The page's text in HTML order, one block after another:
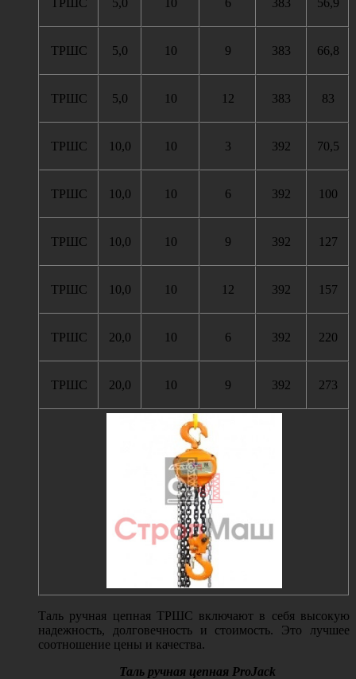
ТРШС 5,0 10 9 383 66,8
ТРШС 5,0 10 12 383 83
ТРШС 10,0 10 3 392 70,5
ТРШС 10,0 10 6 392 100
ТРШС 10,0 10 9 392 127
ТРШС 10,0 10 12 392 157
ТРШС 20,0 10 6 392 220
ТРШС 20,0 10 9 392 273
Таль ручная цепная ТРШС включают в себя высокую
надежность, долговечность и стоимость. Это лучшее
соотношение цены и качества.
Таль ручная цепная ProJack